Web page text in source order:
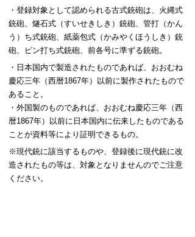
・登録対象として認められる古式銃砲は、火縄式
銃砲、燧石式（すいせきしき）銃砲、管打（かん
う）ち式銃砲、紙薬包式（かみやくほうしき）銃
砲、ピン打ち式銃砲、前各号に準ずる銃砲。
・日本国内で製造されたものであれば、おおむね
慶応三年（西暦1867年）以前に製作されたもので
あること。
・外国製のものであれば、おおむね慶応三年（西
暦1867年）以前に日本国内に伝来したものである
ことが資料等により証明できるもの。
※現代銃に該当するものや、登録後に現代銃に改
造されたもの等は、対象となりませんのでご注意
ください。